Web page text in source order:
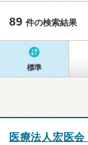
89 件の検索結果
標準
医療法人宏医会